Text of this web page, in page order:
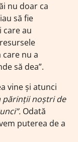
nu doar ca
să fie
care au
nu a
să dea”.
vine și atunci
părinții noștri de
Odată
puterea de a